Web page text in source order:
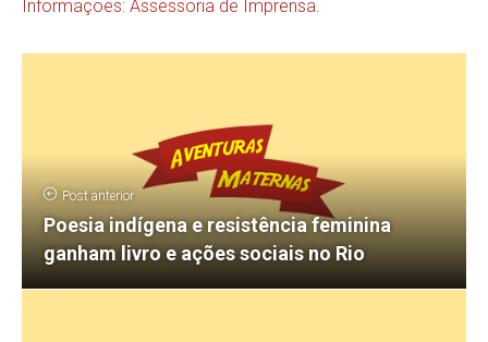
Informações: Assessoria de Imprensa.
Post anterior
Poesia indígena e resistência feminina
ganham livro e ações sociais no Rio